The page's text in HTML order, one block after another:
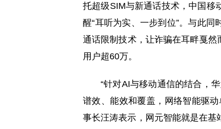
托超级SIM与新通话技术，中国移
醒“耳听为实、一步到位”。与此
通话限制技术，让诈骗在耳畔戛
用户超60万。
“针对AI与移动通信的结合，
谱效、能效和覆盖，网络智能驱
事长汪涛表示，网元智能就是在